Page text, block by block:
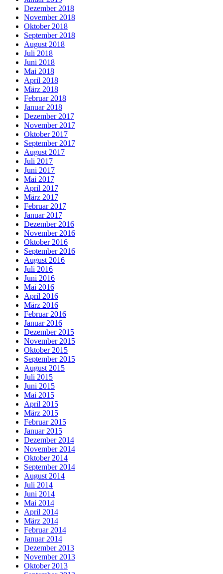
Dezember 2018
November 2018
Oktober 2018
September 2018
August 2018
Juli 2018
Juni 2018
Mai 2018
April 2018
März 2018
Februar 2018
Januar 2018
Dezember 2017
November 2017
Oktober 2017
September 2017
August 2017
Juli 2017
Juni 2017
Mai 2017
April 2017
März 2017
Februar 2017
Januar 2017
Dezember 2016
November 2016
Oktober 2016
September 2016
August 2016
Juli 2016
Juni 2016
Mai 2016
April 2016
März 2016
Februar 2016
Januar 2016
Dezember 2015
November 2015
Oktober 2015
September 2015
August 2015
Juli 2015
Juni 2015
Mai 2015
April 2015
März 2015
Februar 2015
Januar 2015
Dezember 2014
November 2014
Oktober 2014
September 2014
August 2014
Juli 2014
Juni 2014
Mai 2014
April 2014
März 2014
Februar 2014
Januar 2014
Dezember 2013
November 2013
Oktober 2013